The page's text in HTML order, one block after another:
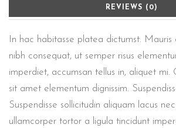
REVIEWS (0)
In hac habitasse platea dictumst.
nibh consequat, ut semper risus
imperdiet, accumsan tellus in, aliquet mi.
sit amet elementum dignissim.
Suspendisse sollicitudin aliquam lacus
ullamcorper tortor a ligula tincidunt